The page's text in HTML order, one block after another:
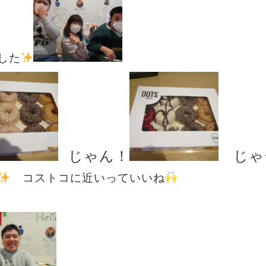
た
じゃん！ じゃ
コストコに近いっていいね